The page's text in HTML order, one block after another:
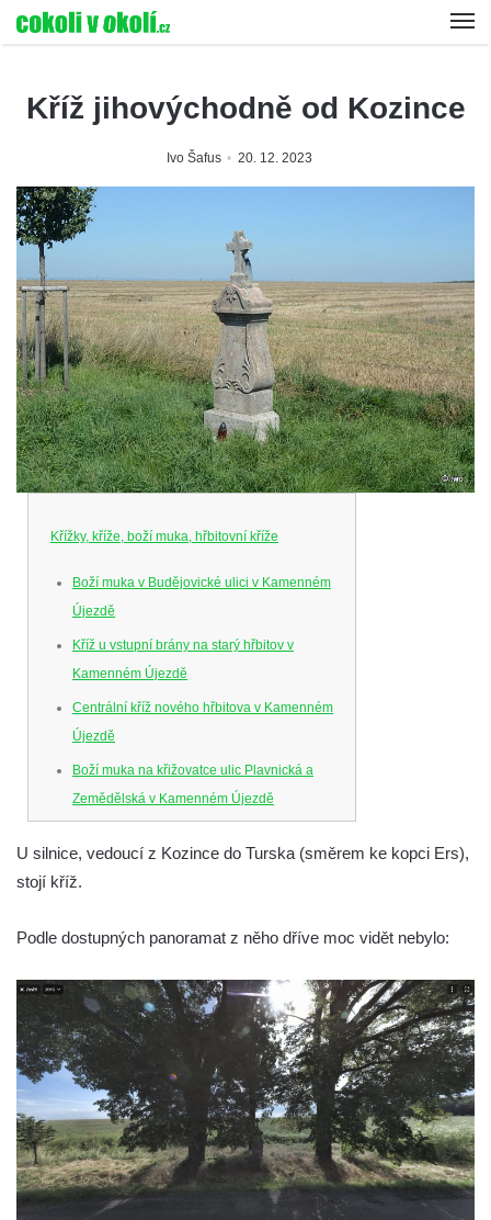
Kříž jihovýchodně od Kozince
Ivo Šafus 20. 12. 2023
Křížky, kříže, boží muka, hřbitovní kříže
Boží muka v Budějovické ulici v Kamenném
Újezdě
Kříž u vstupní brány na starý hřbitov v
Kamenném Újezdě
Centrální kříž nového hřbitova v Kamenném
Újezdě
Boží muka na křižovatce ulic Plavnická a
Zemědělská v Kamenném Újezdě
v Kamenném Újezdě
Boží muka na křižovatce ulic Latrán a K
Malší ve Velešíně
Centrální kříž hřbitova ve Velešíně
Kříž u kostela svatého Václava ve Velešíně
Kříž u brány na hřbitov ve Velešíně
Kříž na zahradě domu čp. 127 v Římově
Kříž u fary v Římově
U silnice, vedoucí z Kozince do Turska (směrem ke kopci Ers),
stojí kříž.
Podle dostupných panoramat z něho dříve moc vidět nebylo: